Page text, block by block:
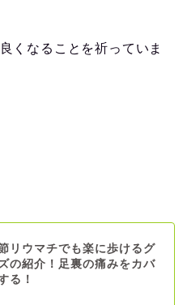
くなることを祈っていま
リウマチでも楽に歩けるグ
の紹介！足裏の痛みをカバ
る！